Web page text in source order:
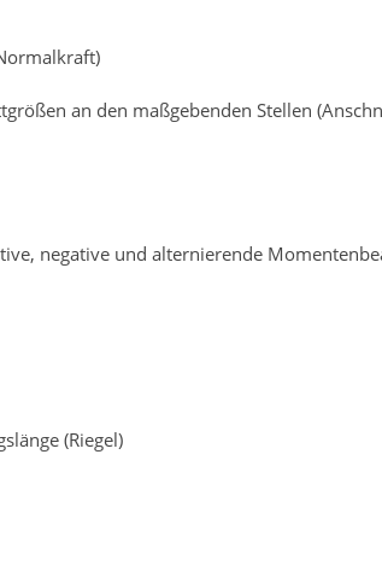
an den maßgebenden Stellen
negative und alternierende
(Riegel)